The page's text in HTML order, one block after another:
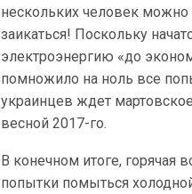
нескольких человек можно
заикаться! Поскольку
электроэнергию «до
помножило на ноль все
украинцев ждет
весной 2017-го.
В конечном итоге, горячая
попытки помыться